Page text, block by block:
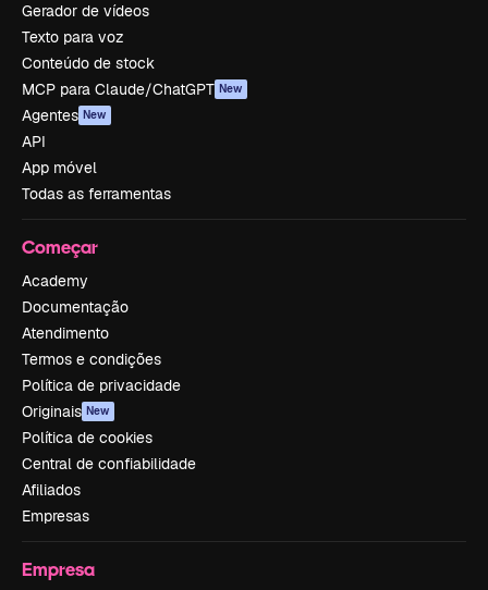
Gerador de vídeos
Texto para voz
Conteúdo de stock
MCP para Claude/ChatGPT New
Agentes New
API
App móvel
Todas as ferramentas
Começar
Academy
Documentação
Atendimento
Termos e condições
Política de privacidade
Originais New
Política de cookies
Central de confiabilidade
Afiliados
Empresas
Empresa